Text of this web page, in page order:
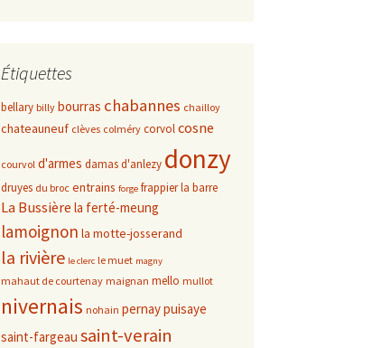
Étiquettes
bellary billy bourras chabannes chailloy
chateauneuf clèves colméry corvolcosne
courvol d'armes damas d'anlezy donzy
druyes du broc entrains forge frappierla barre
La Bussière la ferté-meung
lamoignon la motte-josserand
la rivière le clerc le muet magny
mahaut de courtenay maignan mello mullot
nivernais nohain pernaypuisaye
saint-fargeau saint-verain